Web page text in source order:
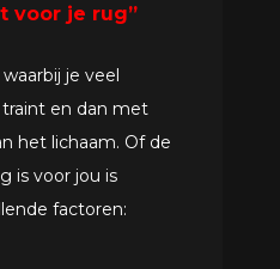
voor je rug”
je veel
en dan met
het lichaam. Of de
is voor jou is
factoren: